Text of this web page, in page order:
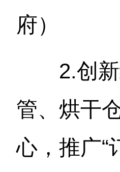
府）
2.创
管、烘干
心，推广“